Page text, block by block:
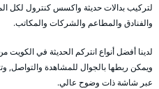
لتركيب بدالات حديثة واكسس كنترول لكل
والفنادق والمطاعم والشركات والمكاتب.
لدينا أفضل أنواع انتركم الحديثة في
ويمكن ربطها بالجوال للمشاهدة والتواصل,
عبر شاشة ذات وضوح عالي.